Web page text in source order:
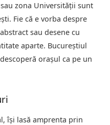
zona Universității sunt
Fie că e vorba despre
sau desene cu
aparte. Bucureștiul
orașul ca pe un
își lasă amprenta prin